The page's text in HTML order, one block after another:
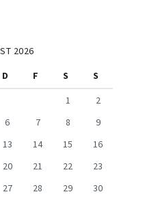
2026
D F S
S
1
2
6 7 8
9
13 14 15
16
20 21 22
23
27 28 29
30